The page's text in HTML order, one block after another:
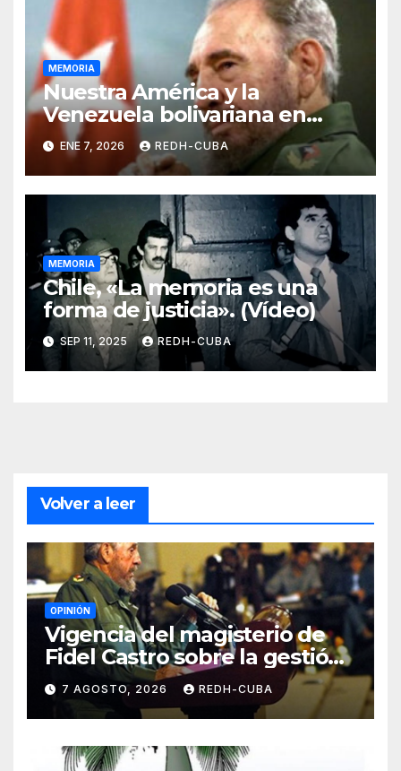
MEMORIA
Nuestra América y la
Venezuela bolivariana en
Fidel
ENE 7, 2026 REDH-CUBA
MEMORIA
Chile, «La memoria es una
forma de justicia». (Vídeo)
SEP 11, 2025 REDH-CUBA
Volver a leer
OPINIÓN
Vigencia del magisterio de
Fidel Castro sobre la gestión
del liderazgo revolucionario.
Por Jorge Luís Guach Estévez
7 AGOSTO, 2026 REDH-CUBA